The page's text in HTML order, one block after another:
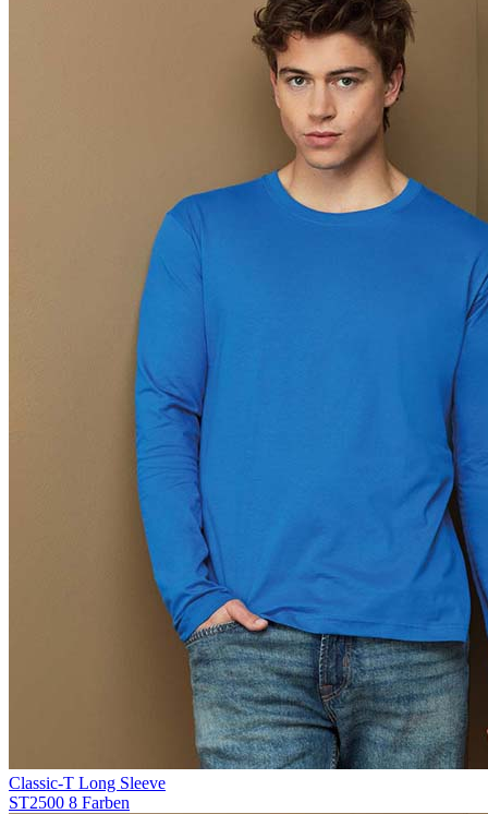
Kelly Green (KEG)
Hunters Green (HGR)
Military Green (MIL)
Bottle Green (BOG)
Dark Chocolate (DCH)
Blue Midnight Dip (BMD)
Light Grey Melange (LGM)
Classic-T Long Sleeve
ST2500 8 Farben